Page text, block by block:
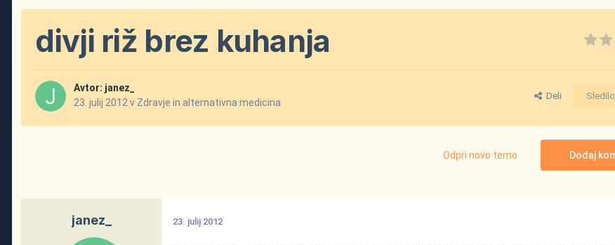
divji riž brez kuhanja
Avtor: janez_
23. julij 2012 v Zdravje in alternativna medicina
Deli Sledilci
Dodaj
Odpri novo temo
janez_ 23. julij 2012